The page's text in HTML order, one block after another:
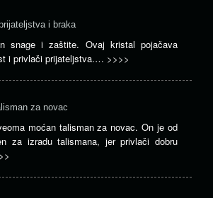
i braka
snage i zaštite. Ovaj kristal pojačava
i privlači prijateljstva.… >>>>
za novac
moćan talisman za novac. On je od
za izradu talismana, jer privlači dobru